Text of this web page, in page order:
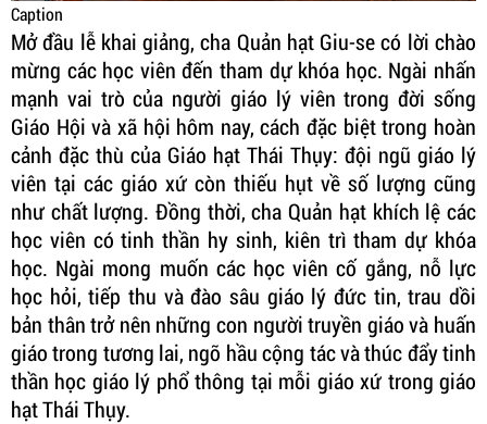
Caption
Mở đầu lễ khai giảng, cha Quản hạt Giu-se có lời chào
mừng các học viên đến tham dự khóa học. Ngài nhấn
mạnh vai trò của người giáo lý viên trong đời sống
Giáo Hội và xã hội hôm nay, cách đặc biệt trong hoàn
cảnh đặc thù của Giáo hạt Thái Thụy: đội ngũ giáo lý
viên tại các giáo xứ còn thiếu hụt về số lượng cũng
như chất lượng. Đồng thời, cha Quản hạt khích lệ các
học viên có tinh thần hy sinh, kiên trì tham dự khóa
học. Ngài mong muốn các học viên cố gắng, nỗ lực
học hỏi, tiếp thu và đào sâu giáo lý đức tin, trau dồi
bản thân trở nên những con người truyền giáo và huấn
giáo trong tương lai, ngõ hầu cộng tác và thúc đẩy tinh
thần học giáo lý phổ thông tại mỗi giáo xứ trong giáo
hạt Thái Thụy.